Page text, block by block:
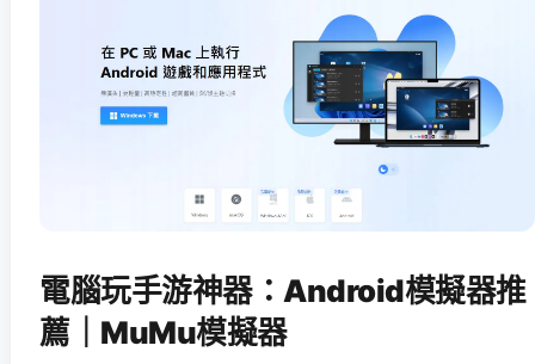
電腦玩手游神器：Android模擬器推
薦｜MuMu模擬器